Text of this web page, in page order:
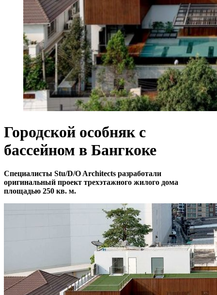
Городской особняк с
бассейном в Бангкоке
Специалисты Stu/D/O Architects разработали
оригинальный проект трехэтажного жилого дома
площадью 250 кв. м.